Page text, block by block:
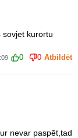
sovjet kurortu
0 0 Atbildēt
nevar paspēt,tad